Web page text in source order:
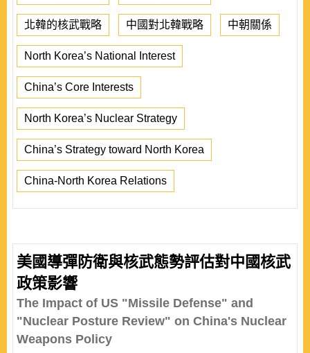
北韓的核武戰略 中國對北韓戰略 中朝關係
North Korea’s National Interest
China’s Core Interests
North Korea’s Nuclear Strategy
China’s Strategy toward North Korea
China-North Korea Relations
美國導彈防衛與核武態勢評估對中國核武
政策影響
The Impact of US "Missile Defense" and
"Nuclear Posture Review" on China's Nuclear
Weapons Policy